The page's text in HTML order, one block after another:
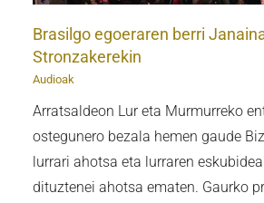
Brasilgo egoeraren berri
Stronzakerekin
Audioak
Arratsaldeon Lur eta Murmurreko
ostegunero bezala hemen gaude
lurrari ahotsa eta lurraren
dituztenei ahotsa ematen. Gaurko